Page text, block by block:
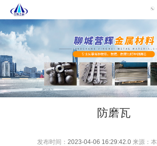
防磨瓦
发布时间：2023-04-06 16:29:42.0 来源：